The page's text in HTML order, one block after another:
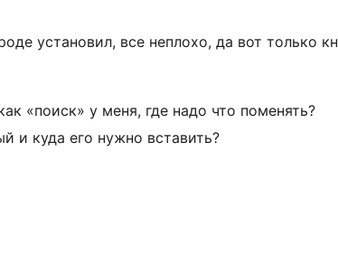
установил, все неплохо, да вот только
«поиск» у меня, где надо что поменять?
и куда его нужно вставить?